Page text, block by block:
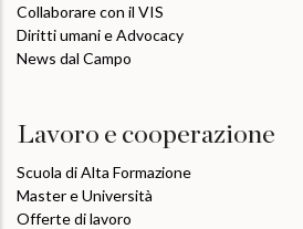
Collaborare con il VIS
Diritti umani e Advocacy
News dal Campo
Lavoro e cooperazione
Scuola di Alta Formazione
Master e Università
Offerte di lavoro